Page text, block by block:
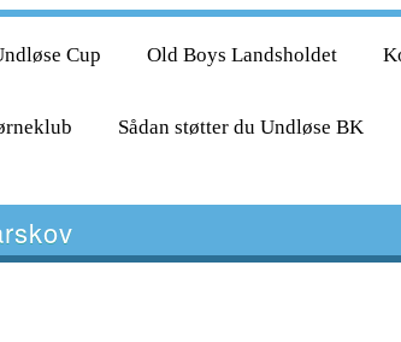
Cup Old Boys Landsholdet
Sådan støtter du Undløse BK